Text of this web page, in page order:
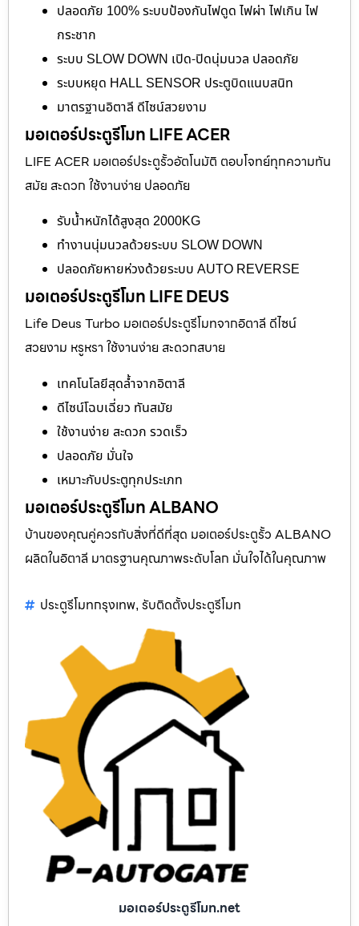
ปลอดภัย 100% ระบบป้องกันไฟดูด ไฟผ่า ไฟเกิน ไฟ
กระชาก
ระบบ SLOW DOWN เปิด-ปิดนุ่มนวล ปลอดภัย
ระบบหยุด HALL SENSOR ประตูบิดแนบสนิท
มาตรฐานอิตาลี ดีไซน์สวยงาม
มอเตอร์ประตูรีโมท LIFE ACER
LIFE ACER มอเตอร์ประตูรั้วอัตโนมัติ ตอบโจทย์ทุกความทัน
สมัย สะดวก ใช้งานง่าย ปลอดภัย
รับน้ำหนักได้สูงสุด 2000KG
ทำงานนุ่มนวลด้วยระบบ SLOW DOWN
ปลอดภัยหายห่วงด้วยระบบ AUTO REVERSE
มอเตอร์ประตูรีโมท LIFE DEUS
Life Deus Turbo มอเตอร์ประตูรีโมทจากอิตาลี ดีไซน์
สวยงาม หรูหรา ใช้งานง่าย สะดวกสบาย
เทคโนโลยีสุดล้ำจากอิตาลี
ดีไซน์โฉบเฉี่ยว ทันสมัย
ใช้งานง่าย สะดวก รวดเร็ว
ปลอดภัย มั่นใจ
เหมาะกับประตูทุกประเภท
มอเตอร์ประตูรีโมท ALBANO
บ้านของคุณคู่ควรกับสิ่งที่ดีที่สุด มอเตอร์ประตูรั้ว ALBANO
ผลิตในอิตาลี มาตรฐานคุณภาพระดับโลก มั่นใจได้ในคุณภาพ
ประตูรีโมทกรุงเทพ, รับติดตั้งประตูรีโมท
มอเตอร์ประตูรีโมท.net